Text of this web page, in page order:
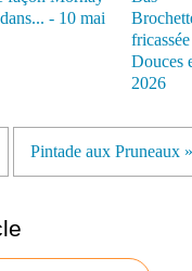
- 10 mai
Douces
2026
Pintade aux Pruneaux »